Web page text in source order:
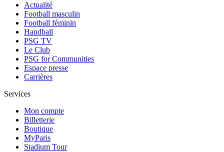
Actualité
Football masculin
Football féminin
Handball
PSG TV
Le Club
PSG for Communities
Espace presse
Carrières
Services
Mon compte
Billetterie
Boutique
MyParis
Stadium Tour